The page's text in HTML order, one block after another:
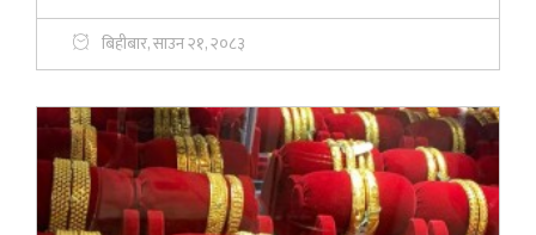
बिहीबार, साउन २१, २०८३